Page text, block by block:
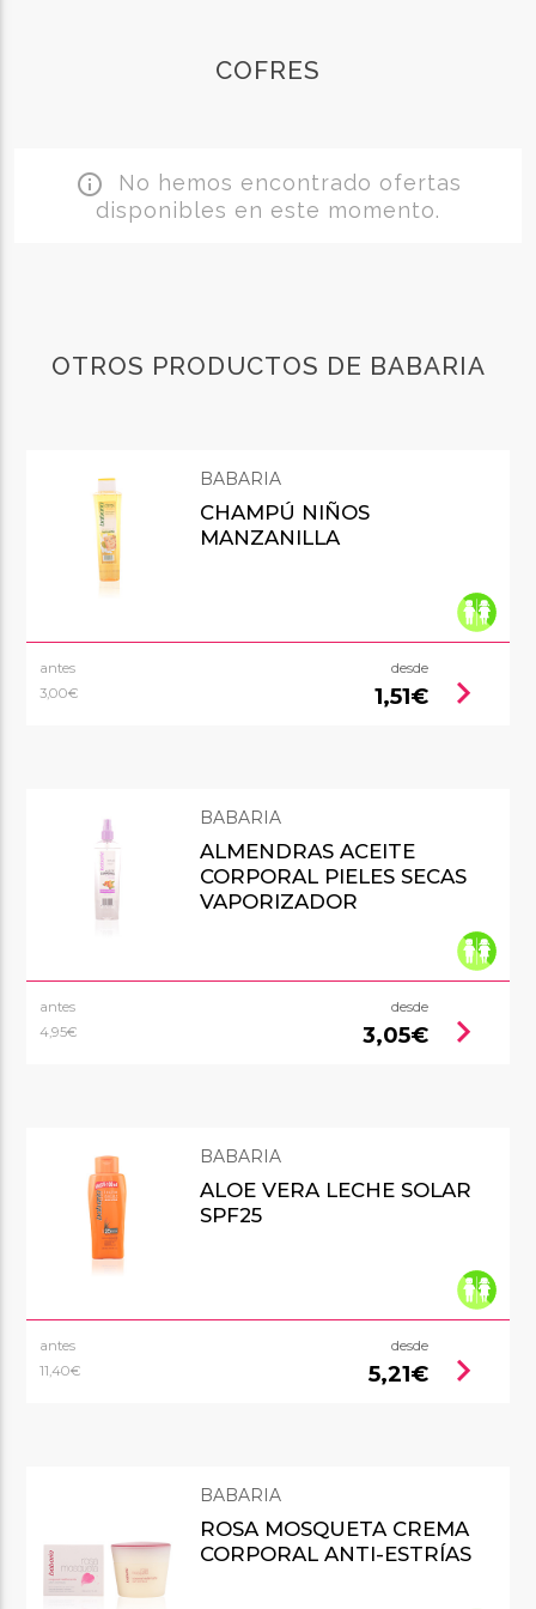
COFRES
info_outline No hemos encontrado ofertas
disponibles en este momento.
OTROS PRODUCTOS DE BABARIA
BABARIA
CHAMPÚ NIÑOS
MANZANILLA
antes
3,00€
desde
1,51€ chevron_right
BABARIA
ALMENDRAS ACEITE
CORPORAL PIELES SECAS
VAPORIZADOR
antes
4,95€
desde
3,05€ chevron_right
BABARIA
ALOE VERA LECHE SOLAR
SPF25
antes
11,40€
desde
5,21€ chevron_right
BABARIA
ROSA MOSQUETA CREMA
CORPORAL ANTI-ESTRÍAS